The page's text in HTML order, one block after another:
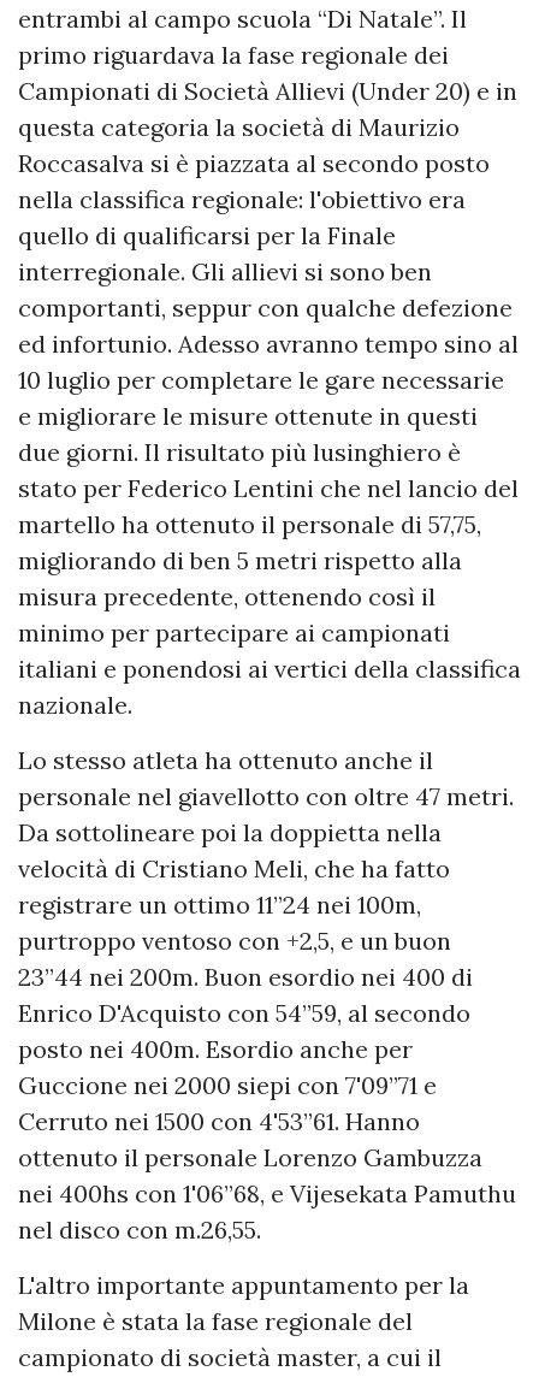
entrambi al campo scuola “Di Natale”. Il
primo riguardava la fase regionale dei
Campionati di Società Allievi (Under 20) e in
questa categoria la società di Maurizio
Roccasalva si è piazzata al secondo posto
nella classifica regionale: l'obiettivo era
quello di qualificarsi per la Finale
interregionale. Gli allievi si sono ben
comportanti, seppur con qualche defezione
ed infortunio. Adesso avranno tempo sino al
10 luglio per completare le gare necessarie
e migliorare le misure ottenute in questi
due giorni. Il risultato più lusinghiero è
stato per Federico Lentini che nel lancio del
martello ha ottenuto il personale di 57,75,
migliorando di ben 5 metri rispetto alla
misura precedente, ottenendo così il
minimo per partecipare ai campionati
italiani e ponendosi ai vertici della classifica
nazionale.
Lo stesso atleta ha ottenuto anche il
personale nel giavellotto con oltre 47 metri.
Da sottolineare poi la doppietta nella
velocità di Cristiano Meli, che ha fatto
registrare un ottimo 11”24 nei 100m,
purtroppo ventoso con +2,5, e un buon
23”44 nei 200m. Buon esordio nei 400 di
Enrico D'Acquisto con 54”59, al secondo
posto nei 400m. Esordio anche per
Guccione nei 2000 siepi con 7'09”71 e
Cerruto nei 1500 con 4'53”61. Hanno
ottenuto il personale Lorenzo Gambuzza
nei 400hs con 1'06”68, e Vijesekata Pamuthu
nel disco con m.26,55.
L'altro importante appuntamento per la
Milone è stata la fase regionale del
campionato di società master, a cui il